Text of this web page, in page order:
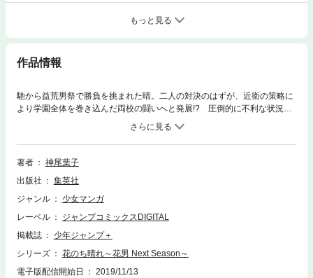
もっと見る
作品情報
馳から益荒男祭で勝負を挑まれた晴。二人の対決のはずが、近衛の策略に
より学園全体を巻き込んだ両校の闘いへと発展!? 圧倒的に不利な状況の
中、F4の西門総二郎にも背中を押され、晴はいざ決戦の舞台へ…!!
著者
神尾葉子
出版社
集英社
ジャンル
少女マンガ
レーベル
ジャンプコミックスDIGITAL
掲載誌
少年ジャンプ＋
シリーズ
花のち晴れ～花男 Next Season～
電子版配信開始日
2019/11/13